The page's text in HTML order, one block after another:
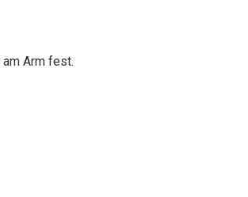
am Arm fest.